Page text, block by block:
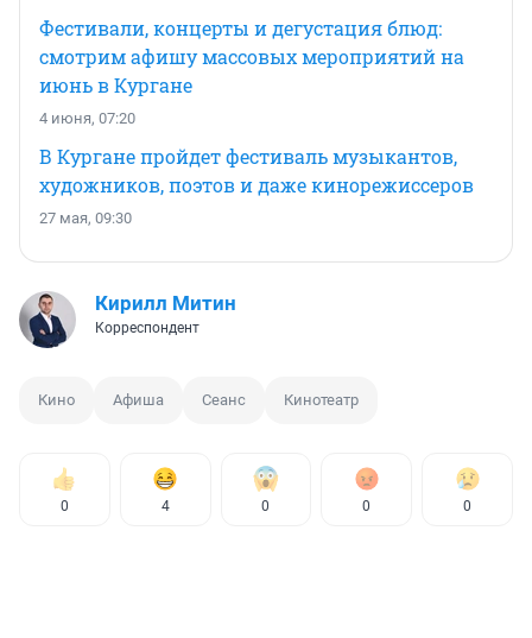
Фестивали, концерты и дегустация блюд:
смотрим афишу массовых мероприятий на
июнь в Кургане
4 июня, 07:20
В Кургане пройдет фестиваль музыкантов,
художников, поэтов и даже кинорежиссеров
27 мая, 09:30
Кирилл Митин
Корреспондент
Кино Афиша Сеанс Кинотеатр
0 4 0 0 0